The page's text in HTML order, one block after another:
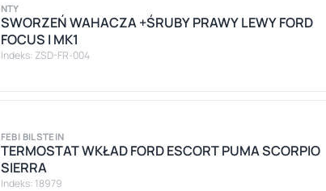
NTY
SWORZEŃ WAHACZA +ŚRUBY PRAWY LEWY FORD
FOCUS I MK1
Indeks: ZSD-FR-004
FEBI BILSTEIN
TERMOSTAT WKŁAD FORD ESCORT PUMA SCORPIO
SIERRA
Indeks: 18979